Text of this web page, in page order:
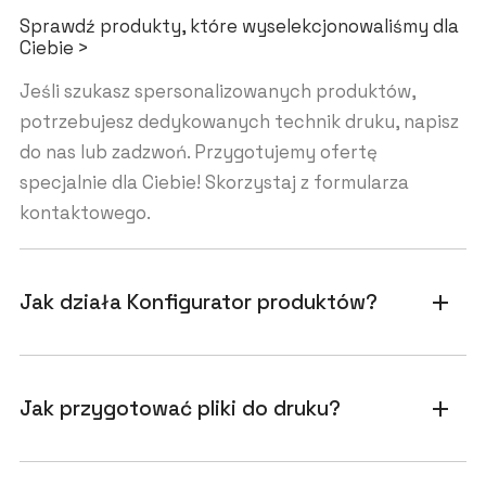
Sprawdź produkty, które wyselekcjonowaliśmy dla
Ciebie >
Jeśli szukasz spersonalizowanych produktów,
potrzebujesz dedykowanych technik druku, napisz
do nas lub zadzwoń. Przygotujemy ofertę
specjalnie dla Ciebie! Skorzystaj z formularza
kontaktowego.
Jak działa Konfigurator produktów? add
Jak przygotować pliki do druku? add